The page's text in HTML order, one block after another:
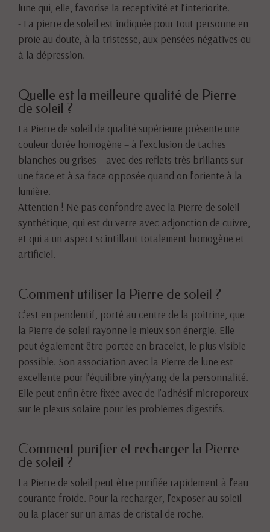
lune qui, elle, favorise la réceptivité et l’intériorité.
- La pierre de soleil est indiquée pour tout personne en
proie au doute, à la tristesse, aux pensées négatives ou
à la dépression.
Quelle est la meilleure qualité de Pierre
de soleil ?
La Pierre de soleil de qualité supérieure présente une
couleur dorée homogène – à l’exclusion de taches
blanches ou grises – avec des reflets très brillants sur
une face et à sa face opposée quand on l’oriente à la
lumière.
Attention ! Ne pas confondre avec la Pierre de soleil
synthétique, qui est du verre avec adjonction de cuivre,
et qui a un aspect scintillant totalement homogène et
artificiel.
Comment utiliser la Pierre de soleil ?
C’est en pendentif, porté au centre de la poitrine, que
la Pierre de soleil rayonne le mieux son énergie. Elle
peut également être portée en bracelet, le plus visible
possible. Son association avec la Pierre de lune est
excellente pour l’équilibre yin/yang de la personnalité.
Elle peut enfin être fixée avec de l’adhésif microporeux
sur le plexus solaire pour les problèmes digestifs.
Comment purifier et recharger la Pierre
de soleil ?
La Pierre de soleil peut être purifiée rapidement à l’eau
courante froide. Pour la recharger, l’exposer au soleil
ou la placer sur un amas de cristal de roche.